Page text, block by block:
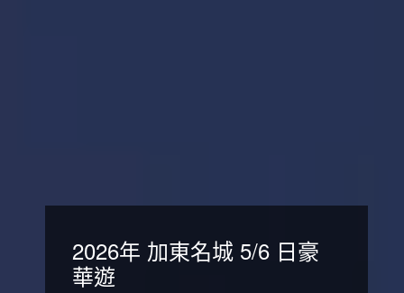
2026年 加東名城 5/6 日豪
華遊